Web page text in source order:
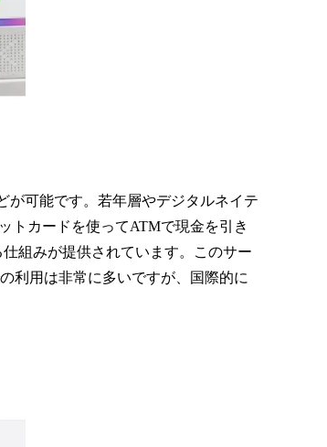
が可能です。若年層やデジタルネイテ
トカードを使ってATMで現金を引き
組みが提供されています。このサー
利用は非常に多いですが、国際的に